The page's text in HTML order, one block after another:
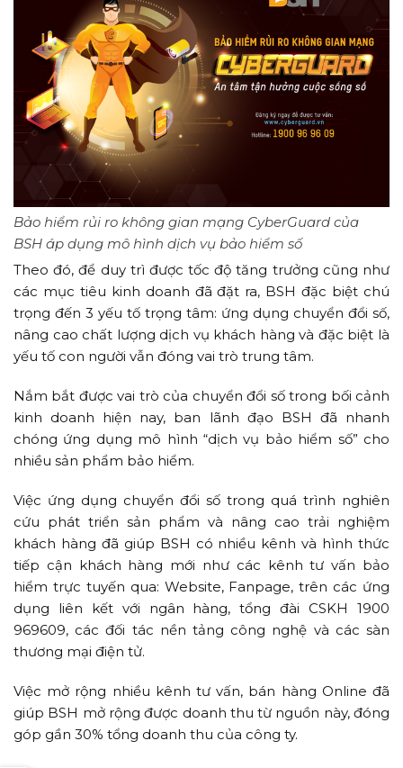
Bảo hiểm rủi ro không gian mạng CyberGuard của
BSH áp dụng mô hình dịch vụ bảo hiểm số
Theo đó, để duy trì được tốc độ tăng trưởng cũng như
các mục tiêu kinh doanh đã đặt ra, BSH đặc biệt chú
trọng đến 3 yếu tố trọng tâm: ứng dụng chuyển đổi số,
nâng cao chất lượng dịch vụ khách hàng và đặc biệt là
yếu tố con người vẫn đóng vai trò trung tâm.
Nắm bắt được vai trò của chuyển đổi số trong bối cảnh
kinh doanh hiện nay, ban lãnh đạo BSH đã nhanh
chóng ứng dụng mô hình “dịch vụ bảo hiểm số” cho
nhiều sản phẩm bảo hiểm.
Việc ứng dụng chuyển đổi số trong quá trình nghiên
cứu phát triển sản phẩm và nâng cao trải nghiệm
khách hàng đã giúp BSH có nhiều kênh và hình thức
tiếp cận khách hàng mới như các kênh tư vấn bảo
hiểm trực tuyến qua: Website, Fanpage, trên các ứng
dụng liên kết với ngân hàng, tổng đài CSKH 1900
969609, các đối tác nền tảng công nghệ và các sàn
thương mại điện tử.
Việc mở rộng nhiều kênh tư vấn, bán hàng Online đã
giúp BSH mở rộng được doanh thu từ nguồn này, đóng
góp gần 30% tổng doanh thu của công ty.